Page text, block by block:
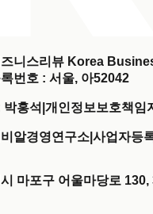
니스리뷰 Korea
번호 : 서울, 아52042
홍석 개인정보보호책임
알경영연구소 사업자등
마포구 어울마당로